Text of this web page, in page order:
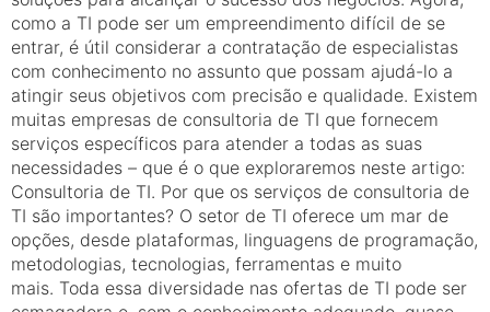
como a TI pode ser um empreendimento difícil de se
entrar, é útil considerar a contratação de especialistas
com conhecimento no assunto que possam ajudá-lo a
atingir seus objetivos com precisão e qualidade. Existem
muitas empresas de consultoria de TI que fornecem
serviços específicos para atender a todas as suas
necessidades – que é o que exploraremos neste artigo:
Consultoria de TI. Por que os serviços de consultoria de
TI são importantes? O setor de TI oferece um mar de
opções, desde plataformas, linguagens de programação,
metodologias, tecnologias, ferramentas e muito
mais. Toda essa diversidade nas ofertas de TI pode ser